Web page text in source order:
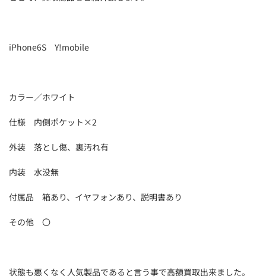
iPhone6S Y!mobile
カラー／ホワイト
仕様 内側ポケット×2
外装 落とし傷、裏汚れ有
内装 水没無
付属品 箱あり、イヤフォンあり、説明書あり
その他 〇
状態も悪くなく人気製品であると言う事で高額買取出来ました。